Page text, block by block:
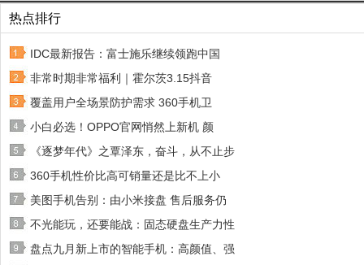
热点排行
IDC最新报告：富士施乐继续领跑中国
非常时期非常福利｜霍尔茨3.15抖音
覆盖用户全场景防护需求 360手机卫
小白必选！OPPO官网悄然上新机 颜
《逐梦年代》之覃泽东，奋斗，从不止步
360手机性价比高可销量还是比不上小
美图手机告别：由小米接盘 售后服务仍
不光能玩，还要能战：固态硬盘生产力性
盘点九月新上市的智能手机：高颜值、强